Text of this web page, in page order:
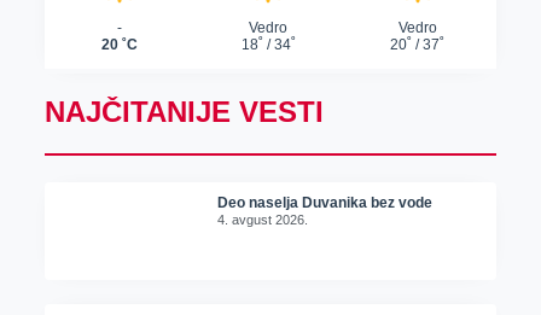
NAJČITANIJE VESTI
Deo naselja Duvanika bez vode
4. avgust 2026.